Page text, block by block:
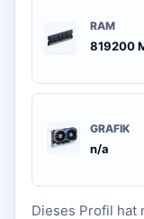
RAM
819200
GRAFIK
n/a
Dieses Profil hat